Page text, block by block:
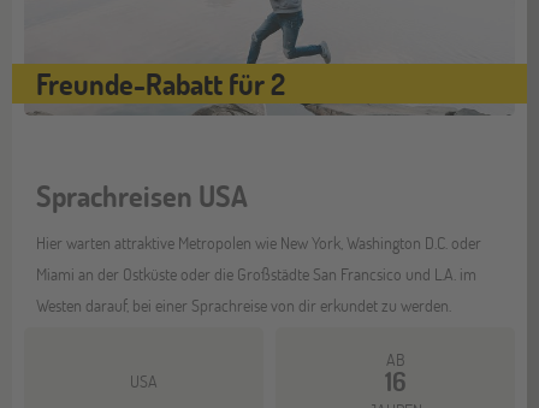
Freunde-Rabatt für 2
Sprachreisen USA
Hier warten attraktive Metropolen wie New York, Washington D.C. oder
Miami an der Ostküste oder die Großstädte San Francsico und L.A. im
Westen darauf, bei einer Sprachreise von dir erkundet zu werden.
USA
AB
16